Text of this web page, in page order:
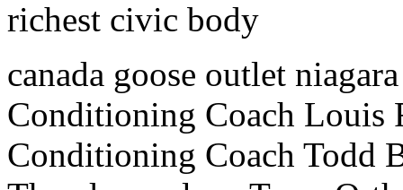
richest civic body
canada goose outlet
Conditioning Coach Louis
Conditioning Coach Todd